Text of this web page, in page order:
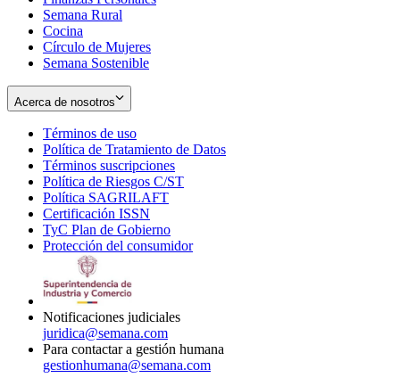
Semana Rural
Cocina
Círculo de Mujeres
Semana Sostenible
Acerca de nosotros
Términos de uso
in
new
window
Política de Tratamiento de Datos
Términos suscripciones
in
Política de Riesgos C/ST
Política SAGRILAFT
new
window
Certificación ISSN
in
new
TyC Plan de Gobierno
in
Protección del consumidorOpens
Notificaciones judiciales
juridica@semana.com
Para contactar a gestión humana
gestionhumana@semana.com